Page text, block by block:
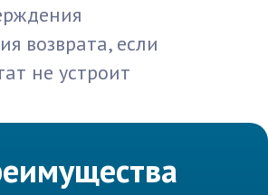
возврата, если
не устроит